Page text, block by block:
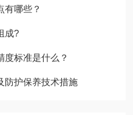
有哪些？
成?
度标准是什么？
防护保养技术措施